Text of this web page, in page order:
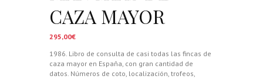
CAZA MAYOR
295,00€
1986. Libro de consulta de casi todas las fincas de
caza mayor en España, con gran cantidad de
datos. Números de coto, localización, trofeos,